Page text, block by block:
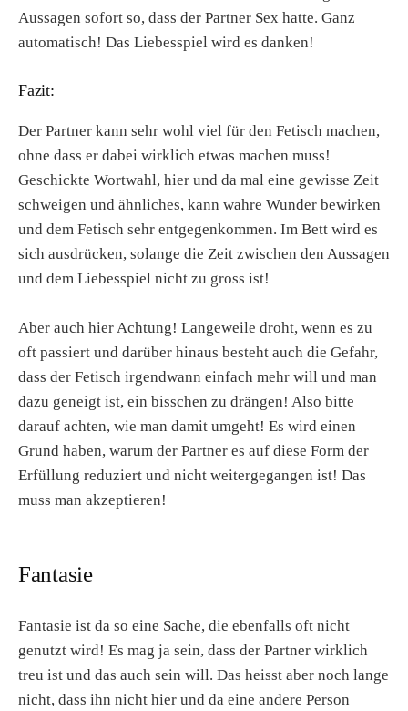
Aussagen sofort so, dass der Partner Sex hatte. Ganz
automatisch! Das Liebesspiel wird es danken!
Fazit:
Der Partner kann sehr wohl viel für den Fetisch machen,
ohne dass er dabei wirklich etwas machen muss!
Geschickte Wortwahl, hier und da mal eine gewisse Zeit
schweigen und ähnliches, kann wahre Wunder bewirken
und dem Fetisch sehr entgegenkommen. Im Bett wird es
sich ausdrücken, solange die Zeit zwischen den Aussagen
und dem Liebesspiel nicht zu gross ist!
Aber auch hier Achtung! Langeweile droht, wenn es zu
oft passiert und darüber hinaus besteht auch die Gefahr,
dass der Fetisch irgendwann einfach mehr will und man
dazu geneigt ist, ein bisschen zu drängen! Also bitte
darauf achten, wie man damit umgeht! Es wird einen
Grund haben, warum der Partner es auf diese Form der
Erfüllung reduziert und nicht weitergegangen ist! Das
muss man akzeptieren!
Fantasie
Fantasie ist da so eine Sache, die ebenfalls oft nicht
genutzt wird! Es mag ja sein, dass der Partner wirklich
treu ist und das auch sein will. Das heisst aber noch lange
nicht, dass ihn nicht hier und da eine andere Person